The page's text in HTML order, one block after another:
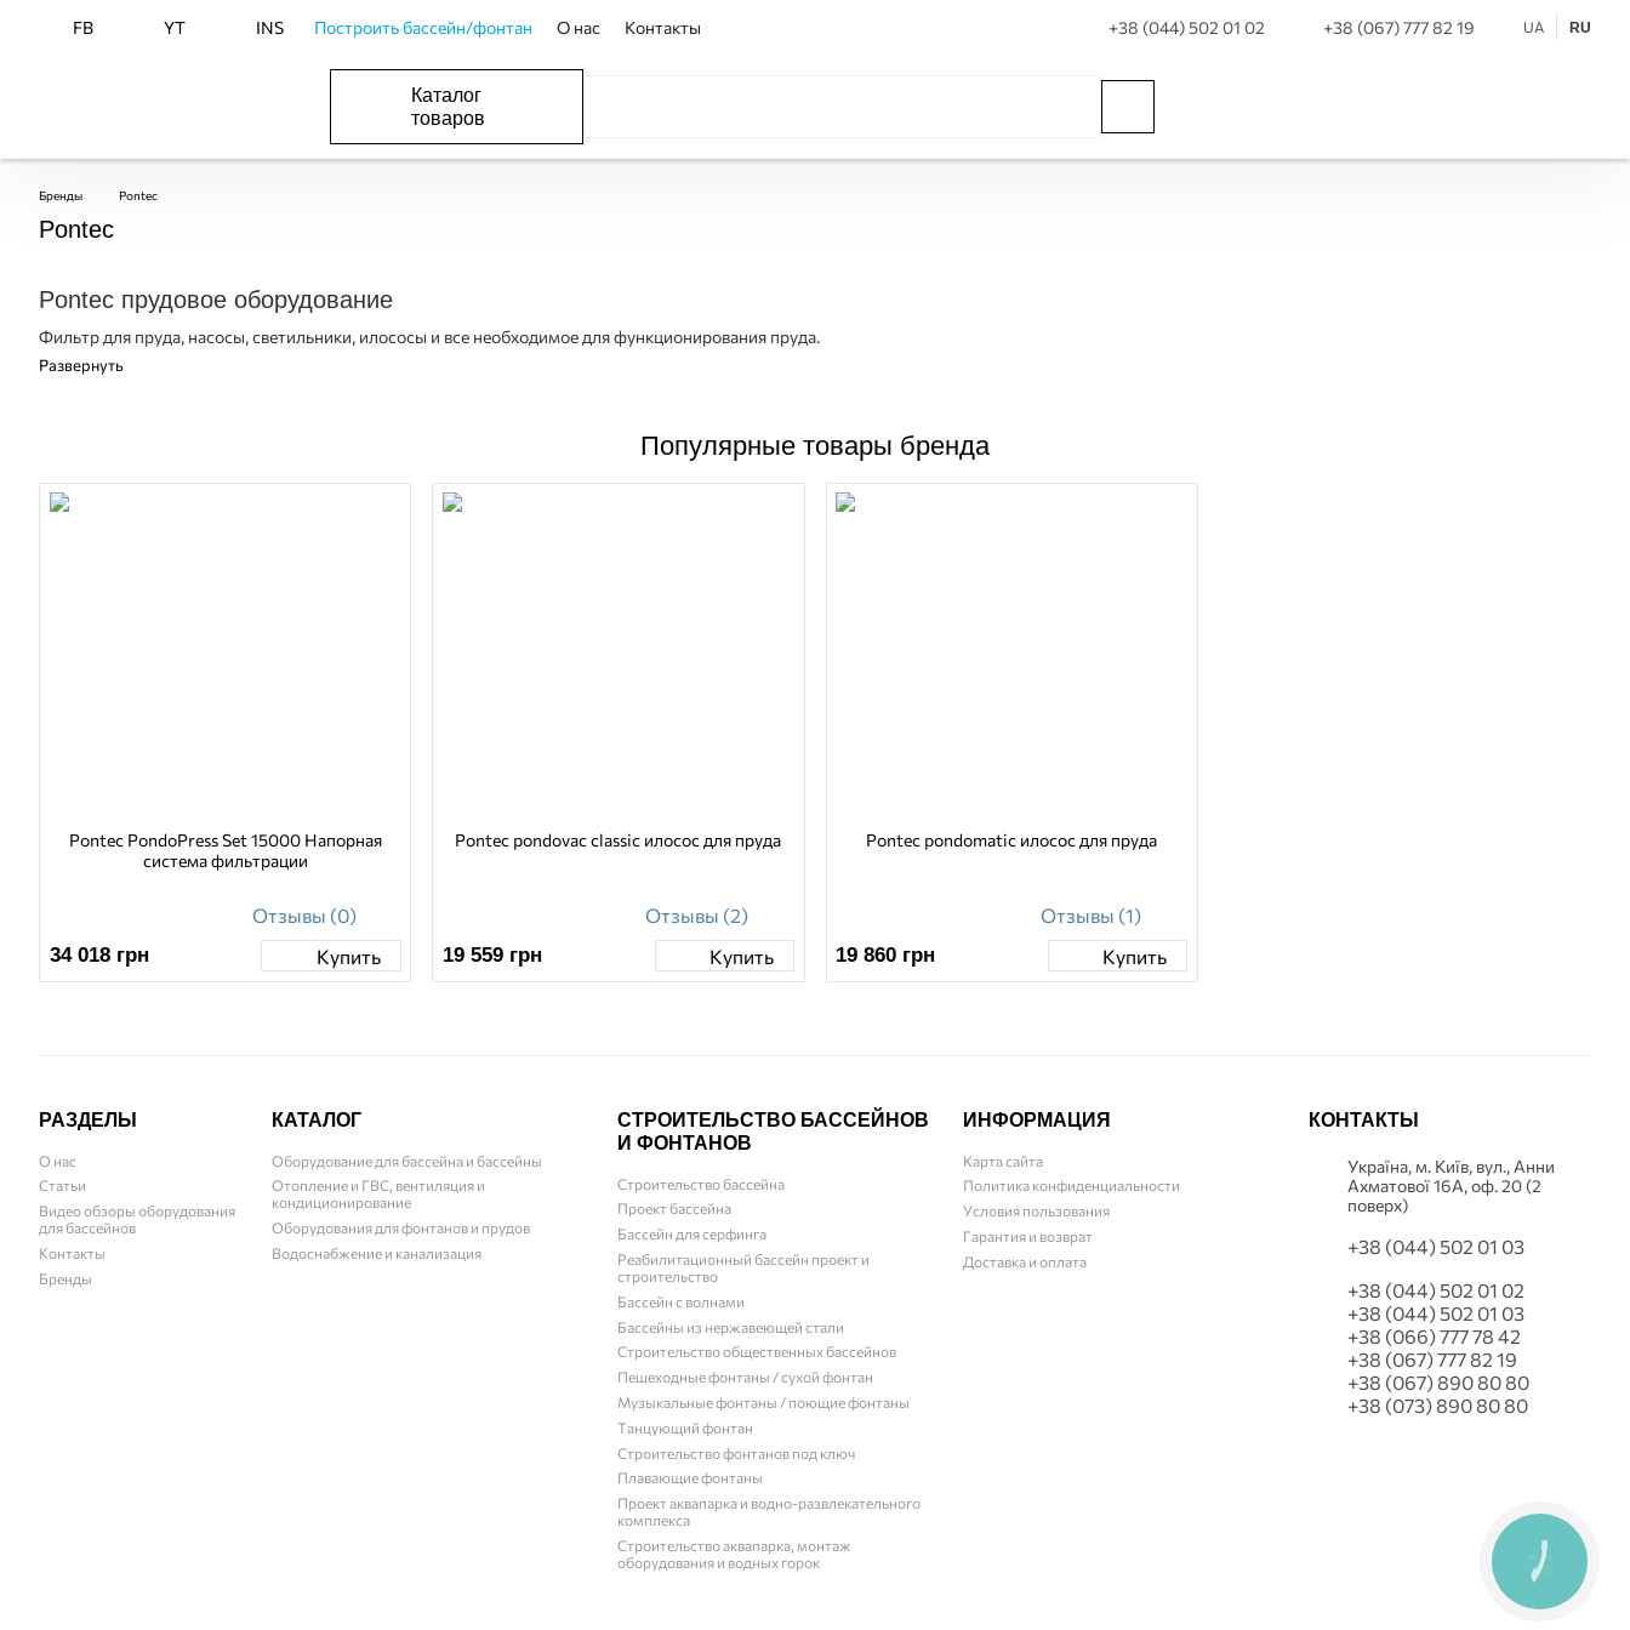
FB YT INS Построить бассейн/фонтан О нас Контакты +38 (044) 502 01 02 +38 (067) 777 82 19 UA RU
Каталог
товаров
Бренды Pontec
Pontec
Pontec прудовое оборудование
Фильтр для пруда, насосы, светильники, илососы и все необходимое для функционирования пруда.
Популярные товары бренда
Pontec PondoPress Set 15000 Напорная
система фильтрации
Отзывы (0)
34 018 грн Купить
Pontec pondovac classic илосос для пруда
Отзывы (2)
19 559 грн Купить
Pontec pondomatic илосос для пруда
Отзывы (1)
19 860 грн Купить
РАЗДЕЛЫ
О нас
Статьи
Видео обзоры оборудования
для бассейнов
Контакты
Бренды
КАТАЛОГ
Оборудование для бассейна и бассейны
Отопление и ГВС, вентиляция и
кондиционирование
Оборудования для фонтанов и прудов
Водоснабжение и канализация
СТРОИТЕЛЬСТВО БАССЕЙНОВ
И ФОНТАНОВ
Строительство бассейна
Проект бассейна
Бассейн для серфинга
Реабилитационный бассейн проект и
строительство
Бассейн с волнами
Бассейны из нержавеющей стали
Строительство общественных бассейнов
Пешеходные фонтаны / сухой фонтан
Музыкальные фонтаны / поющие фонтаны
Танцующий фонтан
Строительство фонтанов под ключ
Плавающие фонтаны
Проект аквапарка и водно-развлекательного
комплекса
Строительство аквапарка, монтаж
оборудования и водных горок
ИНФОРМАЦИЯ
Карта сайта
Политика конфиденциальности
Условия пользования
Гарантия и возврат
Доставка и оплата
КОНТАКТЫ
Українa, м. Київ, вул., Анни
Ахматової 16А, оф. 20 (2
поверх)
+38 (044) 502 01 03
+38 (044) 502 01 02
+38 (044) 502 01 03
+38 (066) 777 78 42
+38 (067) 777 82 19
+38 (067) 890 80 80
+38 (073) 890 80 80
КНОПКА
СВЯЗИ